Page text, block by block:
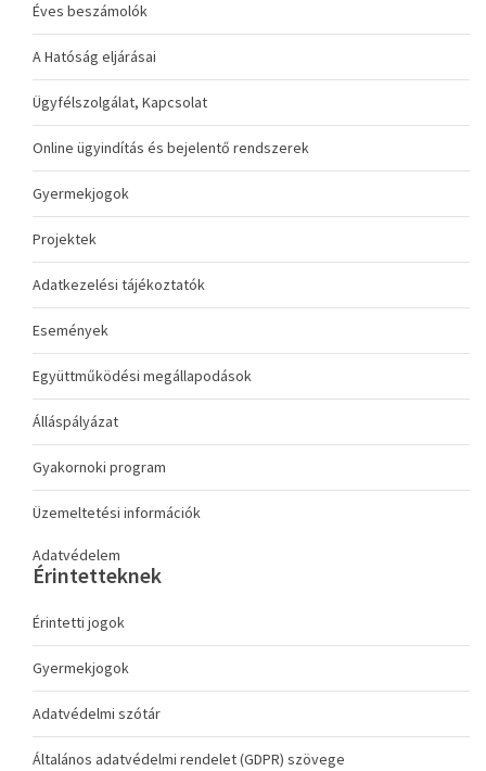
Éves beszámolók
A Hatóság eljárásai
Ügyfélszolgálat, Kapcsolat
Online ügyindítás és bejelentő rendszerek
Gyermekjogok
Projektek
Adatkezelési tájékoztatók
Események
Együttműködési megállapodások
Álláspályázat
Gyakornoki program
Üzemeltetési információk
Adatvédelem
Érintetteknek
Érintetti jogok
Gyermekjogok
Adatvédelmi szótár
Általános adatvédelmi rendelet (GDPR) szövege